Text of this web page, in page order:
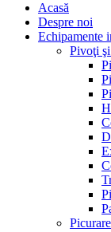
Acasă
Despre noi
Echipamente
Pivoţi
Picurare